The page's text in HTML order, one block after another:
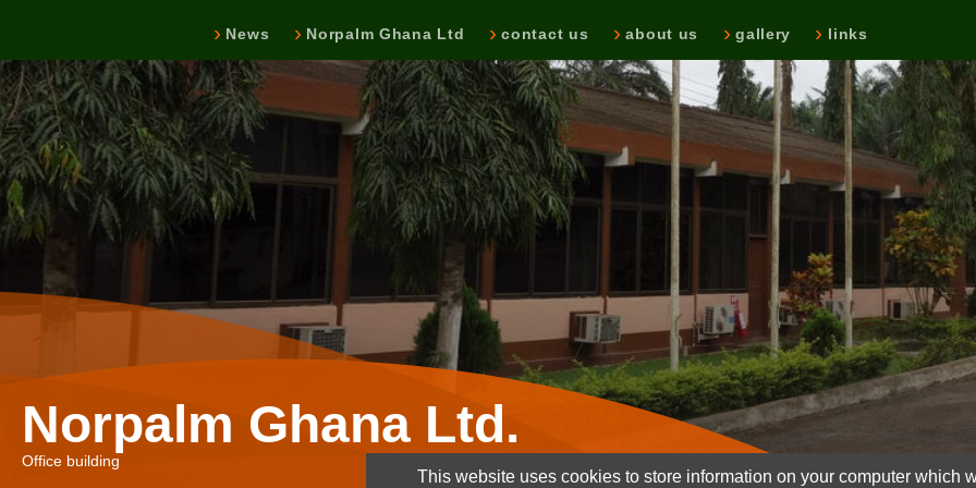
News Norpalm Ghana Ltd contact us about us gallery links
Norpalm Ghana Ltd.
Office building
This website uses cookies to store information on your computer which